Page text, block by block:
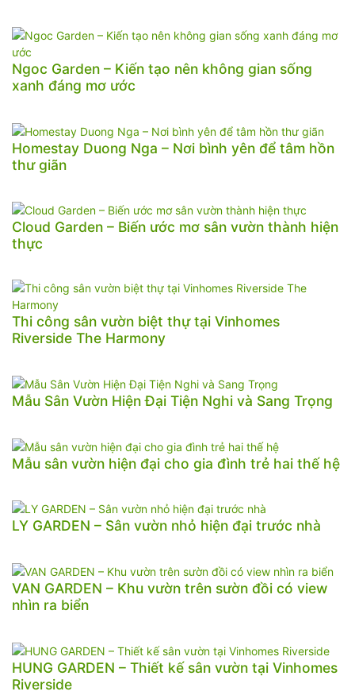
Ngoc Garden – Kiến tạo nên không gian sống
xanh đáng mơ ước
Homestay Duong Nga – Nơi bình yên để tâm hồn
thư giãn
Cloud Garden – Biến ước mơ sân vườn thành hiện
thực
Thi công sân vườn biệt thự tại Vinhomes
Riverside The Harmony
Mẫu Sân Vườn Hiện Đại Tiện Nghi và Sang Trọng
Mẫu sân vườn hiện đại cho gia đình trẻ hai thế hệ
LY GARDEN – Sân vườn nhỏ hiện đại trước nhà
VAN GARDEN – Khu vườn trên sườn đồi có view
nhìn ra biển
HUNG GARDEN – Thiết kế sân vườn tại Vinhomes
Riverside